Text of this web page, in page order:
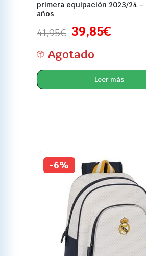
primera equipación 2023/24 –
años
41,95€ 39,85€
Agotado
Leer más
-6%